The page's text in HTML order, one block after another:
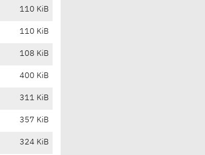
110 KiB
110 KiB
108 KiB
400 KiB
311 KiB
357 KiB
324 KiB